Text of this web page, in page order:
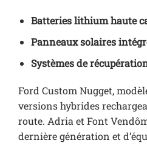
Batteries lithium haute
Panneaux solaires
Systèmes de
Ford Custom Nugget,
versions hybrides
route. Adria et Font
dernière génération et